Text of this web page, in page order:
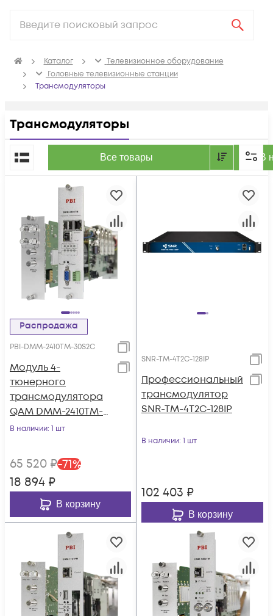
Каталог
Телевизионное оборудование
Головные телевизионные станции
Трансмодуляторы
Трансмодуляторы
Все товары В
По популярности
Распродажа
PBI-DMM-2410TM-30S2C
Модуль 4-
тюнерного
трансмодулятора
QAM DMM-2410TM-
30S2C на 4 DVB-C
PBI DMM-1000
В наличии: 1 шт
65 520 ₽-71%
18 894 ₽
В корзину
SNR-TM-4T2C-128IP
Профессиональный
трансмодулятор
SNR-TM-4T2C-128IP
В наличии: 1 шт
102 403 ₽
В корзину